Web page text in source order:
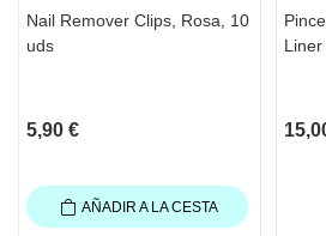
Nail Remover Clips, Rosa, 10
uds
5,90 €
AÑADIR A LA CESTA